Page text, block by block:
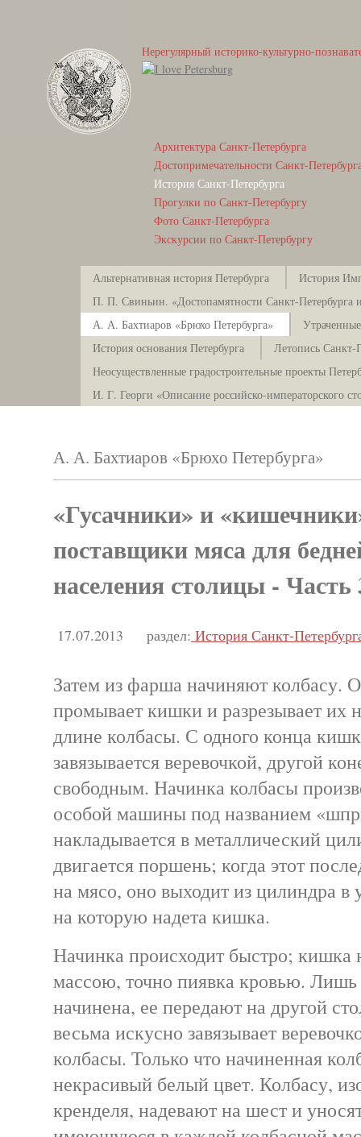
Нерегулярный историко-культурно-
Архитектура Санкт-Петербурга
Достопримечательности Санкт-
История Санкт-Петербурга
Прогулки по Санкт-Петербургу
Фото Санкт-Петербурга
Экскурсии по Санкт-Петербургу
Альтернативная история Петербурга
История
П. П. Свиньин. «Достопамятности Санкт-Петербурга и
А. А. Бахтиаров «Брюхо Петербурга»
История основания Петербурга
Летопись Санкт-
Неосуществленные градостроительные проекты
И. Г. Георги «Описание российско-императорского
А. А. Бахтиаров «Брюхо Петербурга»
«Гусачники» и
поставщики мяса для
населения столицы - Часть
17.07.2013 раздел: История Санкт-
Затем из фарша начиняют колбасу.
промывает кишки и разрезывает их
длине колбасы. С одного конца
завязывается веревочкой, другой
свободным. Начинка колбасы
особой машины под названием
накладывается в металлический
двигается поршень; когда этот
на мясо, оно выходит из цилиндра в
на которую надета кишка.
Начинка происходит быстро; кишка
массою, точно пиявка кровью.
начинена, ее передают на другой
весьма искусно завязывает
колбасы. Только что начиненная
некрасивый белый цвет. Колбасу,
кренделя, надевают на шест и